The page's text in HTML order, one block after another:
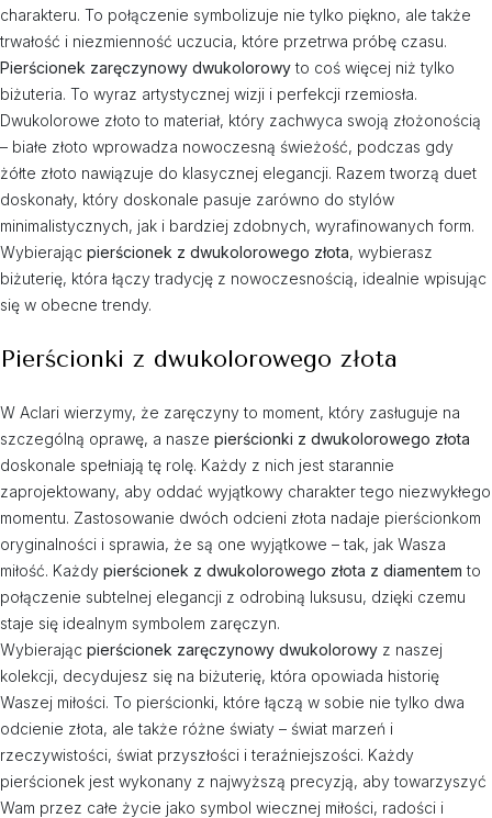
charakteru. To połączenie symbolizuje nie tylko piękno, ale także
trwałość i niezmienność uczucia, które przetrwa próbę czasu.
Pierścionek zaręczynowy dwukolorowy to coś więcej niż tylko
biżuteria. To wyraz artystycznej wizji i perfekcji rzemiosła.
Dwukolorowe złoto to materiał, który zachwyca swoją złożonością
– białe złoto wprowadza nowoczesną świeżość, podczas gdy
żółte złoto nawiązuje do klasycznej elegancji. Razem tworzą duet
doskonały, który doskonale pasuje zarówno do stylów
minimalistycznych, jak i bardziej zdobnych, wyrafinowanych form.
Wybierając pierścionek z dwukolorowego złota, wybierasz
biżuterię, która łączy tradycję z nowoczesnością, idealnie wpisując
się w obecne trendy.
Pierścionki z dwukolorowego złota
W Aclari wierzymy, że zaręczyny to moment, który zasługuje na
szczególną oprawę, a nasze pierścionki z dwukolorowego złota
doskonale spełniają tę rolę. Każdy z nich jest starannie
zaprojektowany, aby oddać wyjątkowy charakter tego niezwykłego
momentu. Zastosowanie dwóch odcieni złota nadaje pierścionkom
oryginalności i sprawia, że są one wyjątkowe – tak, jak Wasza
miłość. Każdy pierścionek z dwukolorowego złota z diamentem to
połączenie subtelnej elegancji z odrobiną luksusu, dzięki czemu
staje się idealnym symbolem zaręczyn.
Wybierając pierścionek zaręczynowy dwukolorowy z naszej
kolekcji, decydujesz się na biżuterię, która opowiada historię
Waszej miłości. To pierścionki, które łączą w sobie nie tylko dwa
odcienie złota, ale także różne światy – świat marzeń i
rzeczywistości, świat przyszłości i teraźniejszości. Każdy
pierścionek jest wykonany z najwyższą precyzją, aby towarzyszyć
Wam przez całe życie jako symbol wiecznej miłości, radości i